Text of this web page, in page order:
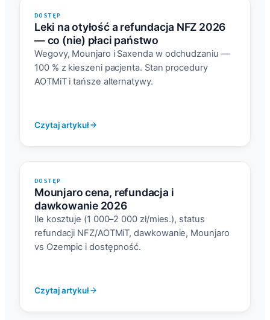
DOSTĘP
Leki na otyłość a refundacja NFZ 2026
— co (nie) płaci państwo
Wegovy, Mounjaro i Saxenda w odchudzaniu —
100 % z kieszeni pacjenta. Stan procedury
AOTMiT i tańsze alternatywy.
Czytaj artykuł
DOSTĘP
Mounjaro cena, refundacja i
dawkowanie 2026
Ile kosztuje (1 000–2 000 zł/mies.), status
refundacji NFZ/AOTMiT, dawkowanie, Mounjaro
vs Ozempic i dostępność.
Czytaj artykuł